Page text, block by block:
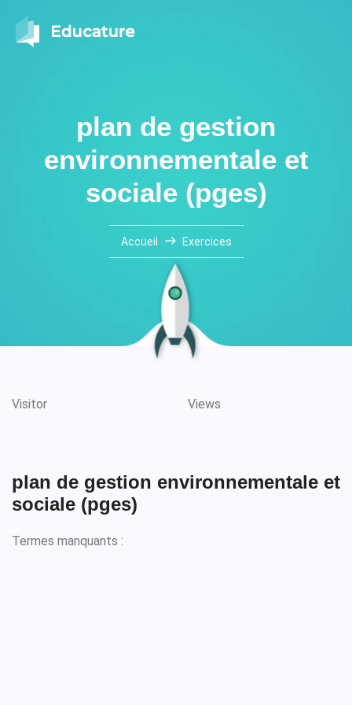
plan de gestion
environnementale et
sociale (pges)
Accueil Exercices
Visitor Views
plan de gestion environnementale et
sociale (pges)
Termes manquants :